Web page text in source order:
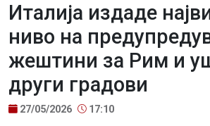
Италија издаде
ниво на
жештини за Рим и
други градови
27/05/2026 17:10